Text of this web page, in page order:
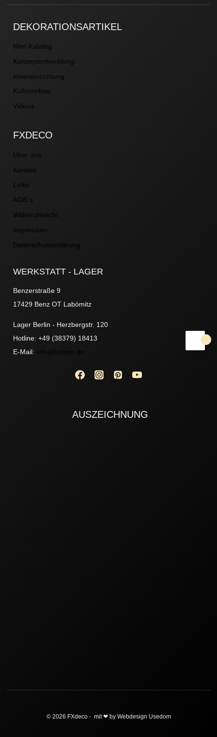
DEKORATIONSARTIKEL
Miet-Katalog
Konzeptentwicklung
Inneneinrichtung
Kulissenbau
Videos
FXDECO
Über uns
Kontakt
Links
AGB´s
Widerrufsrecht
Impressum
Datenschutzerklärung
WERKSTATT - LAGER
Benzerstraße 9
17429 Benz OT Labömitz
Lager Berlin - Herzbergstr. 120
Hotline: +49 (38379) 18413
E-Mail:
AUSZEICHNUNG
© 2026 FXdeco - mit ❤ by Webdesign Usedom